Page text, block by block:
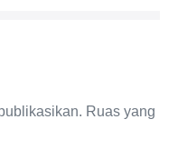
Ruas yang